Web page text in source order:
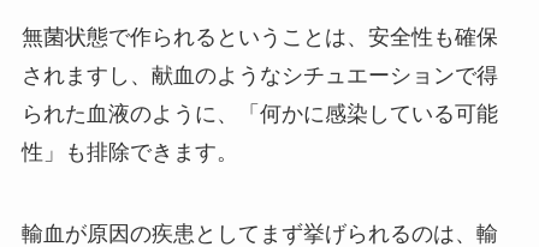
無菌状態で作られるということは、安全性も確保
されますし、献血のようなシチュエーションで得
られた血液のように、「何かに感染している可能
性」も排除できます。
輸血が原因の疾患としてまず挙げられるのは、 輸